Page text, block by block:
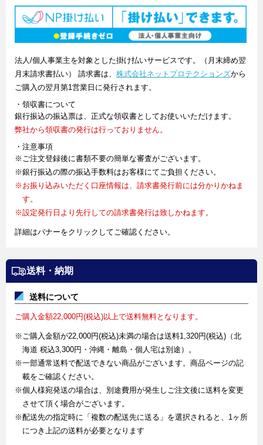
法人/個人事業主を対象とした掛け払いサービスです。（月末締め翌
月末請求書払い） 請求書は、 株式会社ネットプロテクションズから
ご購入の翌月第1営業日に発行されます。
・領収書について
銀行振込の振込票は、正式な領収書としてお使いいただけます。
弊社から領収書の発行は行っておりません。
・注意事項
※ご注文登録後に書類不要の簡単な審査がございます。
※銀行振込の際の振込手数料はお客様にてご負担ください。
※お振り込みいただく口座情報は、請求書発行前には分かりかねま
す。
※設定発行日より先行しての請求書発行は致しかねます。
詳細はバナーをクリックしてご確認ください。
送料・納期
送料について
ご購入金額22,000円(税込)以上で送料無料となります。
※ご購入金額が22,000円(税込)未満の場合は送料1,320円(税込)（北
海道 税込3,300円・沖縄・離島・個人宅は別途）。
※一部通常送料で配送できない商品がございます。商品ページの記
載をご確認ください。
※個人様宛発送の場合は、別途費用が発生しご注文後に送料を変更
させて頂く場合がございます。
※配送先の指定時に「複数の配送先に送る」を選択されると、1ヶ所
につき上記の送料が必要となります